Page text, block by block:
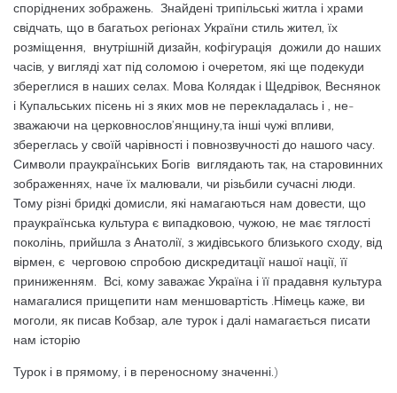
споріднених зображень. Знайдені трипільські житла і храми
свідчать, що в багатьох регіонах України стиль жител, їх
розміщення, внутрішній дизайн, кофігурація дожили до наших
часів, у вигляді хат під соломою і очеретом, які ще подекуди
збереглися в наших селах. Мова Колядак і Щедрівок, Веснянок
і Купальських пісень ні з яких мов не перекладалась і , не-
зважаючи на церковнослов’янщину,та інші чужі впливи,
збереглась у своїй чарівності і повнозвучності до нашого часу.
Символи праукраїнських Богів виглядають так, на старовинних
зображеннях, наче їх малювали, чи різьбили сучасні люди.
Тому різні бридкі домисли, які намагаються нам довести, що
праукраїнська культура є випадковою, чужою, не має тяглості
поколінь, прийшла з Анатолії, з жидівського близького сходу, від
вірмен, є черговою спробою дискредитації нашої нації, її
приниженням. Всі, кому заважає Україна і її прадавня культура
намагалися прищепити нам меншовартість .Німець каже, ви
моголи, як писав Кобзар, але турок і далі намагається писати
нам історію
Турок і в прямому, і в переносному значенні.)